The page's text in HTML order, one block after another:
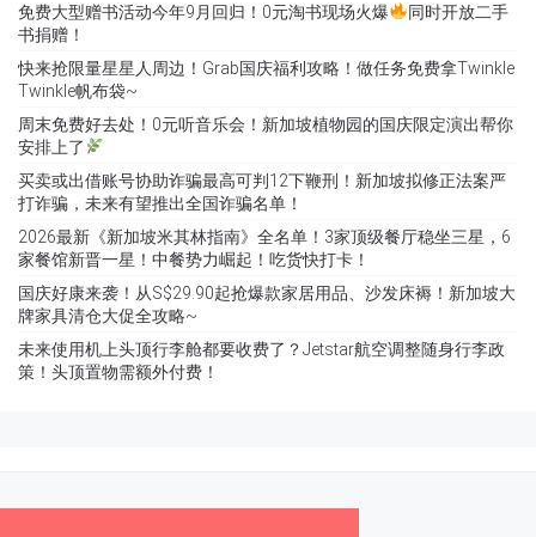
免费大型赠书活动今年9月回归！0元淘书现场火爆
同时开放二手
书捐赠！
快来抢限量星星人周边！Grab国庆福利攻略！做任务免费拿Twinkle
Twinkle帆布袋~
周末免费好去处！0元听音乐会！新加坡植物园的国庆限定演出帮你
安排上了
买卖或出借账号协助诈骗最高可判12下鞭刑！新加坡拟修正法案严
打诈骗，未来有望推出全国诈骗名单！
2026最新《新加坡米其林指南》全名单！3家顶级餐厅稳坐三星，6
家餐馆新晋一星！中餐势力崛起！吃货快打卡！
国庆好康来袭！从S$29.90起抢爆款家居用品、沙发床褥！新加坡大
牌家具清仓大促全攻略~
未来使用机上头顶行李舱都要收费了？Jetstar航空调整随身行李政
策！头顶置物需额外付费！